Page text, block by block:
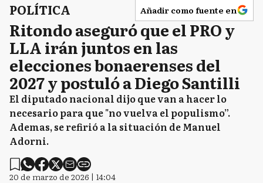
POLÍTICA Añadir como fuente en
Ritondo aseguró que el PRO y
LLA irán juntos en las
elecciones bonaerenses del
2027 y postuló a Diego Santilli
El diputado nacional dijo que van a hacer lo
necesario para que "no vuelva el populismo”.
Ademas, se refirió a la situación de Manuel
Adorni.
20 de marzo de 2026 | 14:04